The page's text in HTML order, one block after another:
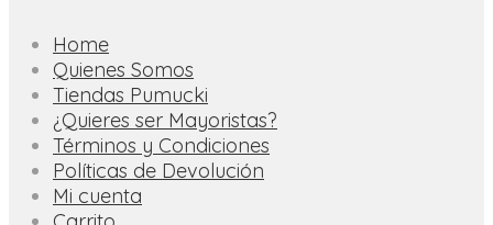
Home
Quienes Somos
Tiendas Pumucki
¿Quieres ser Mayoristas?
Términos y Condiciones
Políticas de Devolución
Mi cuenta